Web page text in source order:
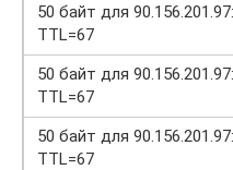
50 байт для
TTL=67
50 байт для
TTL=67
50 байт для
TTL=67